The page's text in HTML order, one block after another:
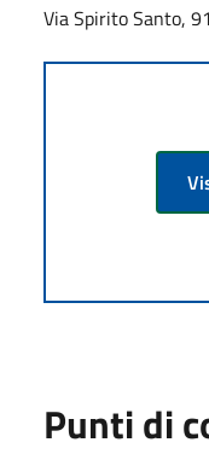
Via Spirito Santo,
Punti di